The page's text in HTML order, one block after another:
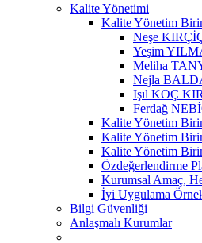
Kalite Yönetimi
Kalite Yönetim
Neşe
Yeşim
Meliha
Nejla
Işıl KOÇ
Ferdağ
Kalite Yönetim
Kalite Yönetim
Kalite Yönetim
Özdeğerlendirme
Kurumsal Amaç,
İyi Uygulama
Bilgi Güvenliği
Anlaşmalı Kurumlar